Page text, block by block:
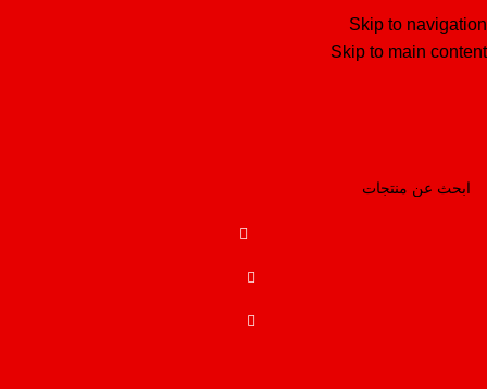
Skip to navigation
Skip to main content